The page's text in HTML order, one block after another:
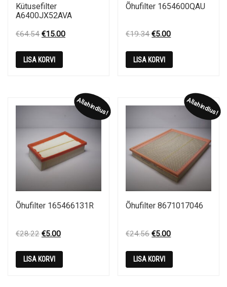
Kütusefilter
A6400JX52AVA
€64.54 Original
was:
€64.54.
€15.00Current
LISA KORVI
Õhufilter 1654600QAU
€19.34 Original
was:
€19.34.
€5.00Current
€5.00.
LISA KORVI
Allahindlus!
Õhufilter 165466131R
€28.22 Original
was:
€28.22.
€5.00Current
€5.00.
LISA KORVI
Allahindlus!
Õhufilter 8671017046
€24.56 Original
was:
€24.56.
€5.00Current
€5.00.
LISA KORVI